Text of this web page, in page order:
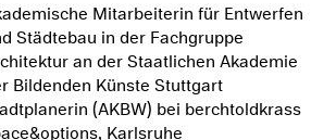
Mitarbeiterin für Entwerfen
Städtebau in der Fachgruppe
an der Staatlichen Akademie
Bildenden Künste Stuttgart
(AKBW) bei berchtoldkrass
Karlsruhe